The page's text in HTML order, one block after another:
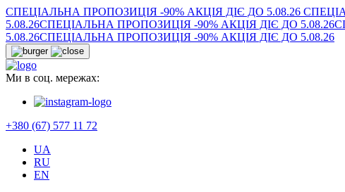
СПЕЦІАЛЬНА ПРОПОЗИЦІЯ -90% АКЦІЯ ДІЄ ДО 5.08.26
5.08.26СПЕЦІАЛЬНА ПРОПОЗИЦІЯ -90% АКЦІЯ ДІЄ ДО 5.08.26
5.08.26СПЕЦІАЛЬНА ПРОПОЗИЦІЯ -90% АКЦІЯ ДІЄ ДО 5.08.26
Ми в соц. мережах:
+380 (67) 577 11 72
UA
RU
EN